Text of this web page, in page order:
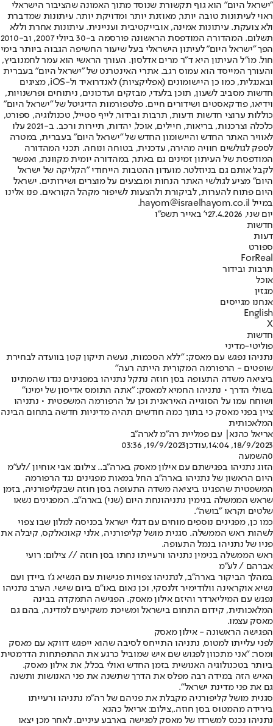
"ישראל היום" הוא גוף תקשורת שנוסד מתוך האמונה שהציבור הישראלי
ראוי לעיתונות טובה יותר, מאוזנת יותר ומדויקת יותר. עיתונות שמדברת
ולא צועקת. עיתונות אמינה, אובייקטיבית ועניינית. עיתונות אחרת וללא
תשלום. המהדורה המודפסת הראשונה פורסמה ב-30 ביולי 2007, וב-2010
הפך "ישראל היום" לעיתון הישראלי בעל שיעור החשיפה הגבוה ביותר בימי
חול. מו"ל העיתון היא ד"ר מרים אדלסון. העורך הראשי הוא עמר לחמנוביץ,
והעורך המייסד הוא עמוס רגב. אתרי האינטרנט של "ישראל היום" בעברית
ובאנגלית, כמו כן היישומונים (אפליקציות) לאנדרואיד ול-iOS, מציגים
חדשות מסביב לשעון, תוכן בלעדי, מבזקים ועדכונים, ניתוחים ופרשנויות,
וידיאו, פודקאסטים ושידורים חיים. פלטפורמות הדיגיטל של "ישראל היום"
כוללות ערוצי חדשות ודעות, תרבות ובידור, לייף סטייל, טכנולוגיה, ספורט,
כלכלה וצרכנות, בריאות, חיילים, אוכל, יהדות, תיירות ורכב. ב-2021 עלו
לאוויר האתר החדש והיישומון החדש של "ישראל היום" בעברית, במטרה
לספק לגולשים חוויה מהירה, עדכנית, בטוחה ונוחה. תכני המהדורה
המודפסת של העיתון זמינים גם באתר, במהדורה יומית מקוונת, ואפשר
לקבל אותם גם בניוזלטר. מועדון ההטבות הייחודי "הקליקה של ישראל
היום" מציע לגולשי האתר הנחות ומבצעים על מוצרים ושירותים. ישראל
היום פתוח להערות, לביקורת ולהצעות לשיפור מקהל הקוראים. פנו אלינו
במייל hayom@israelhayom.co.il.
יום שני, 27.4.2026
י' באייר תשפ"ו
חדשות
דעות
ספורט
ForReal
תרבות ובידור
אוכל
מגזין
אנחנו מגייסים
English
X
חדשות
פוליטי-מדיני
נתניהו נפגש עם מאסק: "ללא הסכמות, נעשה תיקון קטן בוועדה לבחירת
שופטים - הרפורמה המקורית הייתה רעה"
ביציאה משדה התעופה בסן חוזה נתקל נתניהו במפגינים נגדו שהמתינו
בשולי הדרך • נתניהו החמיא למאסק: "אתה התומס אדיסון של ימינו"
ושוחח עמו על הסוגייה האיראנית וכן על הרפורמה המשפטית • נתניהו
ציין בפני מאסק כי בתוך כמה חודשים תהיה מדיניות חדשה בתחום הבינה
המלאכותית
אריאל כהנא| עם פמליית רה"מ לארה"ב
18/9/2023, 14:04
,עודכן19/9/2023, 03:36
0השמעה
הזוג נתניהו בפגישתם עם אילון מאסק בארה"ב.. צילום: אבי אוחיון /לע"מ
היום הראשון של נתניהו בארה"ב החל במאות מפגינים נגד הרפורמה
המשפטית שהפגינו ביציאה משדה התעופה בסן חוזה שבקליפורניה, בזמן
שראש הממשלה בנימין נתניהונחת היום (שני) בארה"ב. המפגינים נשאו
שלטים וקראו "בושה".
כמו כן, מפגינים נוספים מוחים עם דגלי ישראל בכניסה למלון שבו צפוי
לשהות ראש הממשלה. סגנית מושל קליפורניה, אלני קאונאלקס, קיבלה את
פניו של נתניהו בנמל התעופה.
ראש הממשלה בנימין נתניהו ורעייתו נחתו בסן חוזה // צילום: רועי
אברהם / לע״מ
במהלך הביקור בארה"ב, לנתניהו צפויות פגישות עם הנשיא ג'ו ביידן ועם
נשיא אוקראינה וולודימיר זלנסקי, וכן נאום באו"ם ביום שישי. הערב נתניהו
נפגש עם המיליארדר והיזם אילון מאסק. הפגישה התמקדה בבינה
המלאכותית, קידום התחום בישראל ומשיכת משקיעים למדינה, בהם גם
מאסק עצמו.
הפגישה הראשונה - אילון מאסק
לפני עלייתו למטוס, נתניהו התייחס לסיבה שהוא ייפגש דווקא עם מאסק
ומסר: "אני מתכוון לפגוש שם איש שמוביל כרגע את ההתפתחות הדרמטית
ביותר בטכנולוגיה האנושית בזמן החדש ואולי בכלל, את אילון מאסק.
האיש הזה במידה רבה מפלס את הדרך שתשנה את פני האנושות ותשנה
גם את פני מדינת ישראל".
סגנית מושל קליפורניה מקבלת את פניהם של רה"מ נתניהו ורעייתו
בירידה מהמטוס בסן חוזה.,צילום: אריאל כהנא
נתניהו נכנס למשרדו של מאסק לפגישה בארבע עיניים. לאחר מכן יצאו